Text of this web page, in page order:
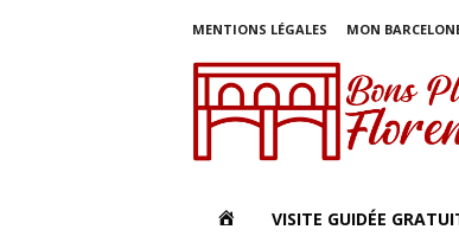
MENTIONS LÉGALES MON
o
n
P
VISITE GUIDÉE